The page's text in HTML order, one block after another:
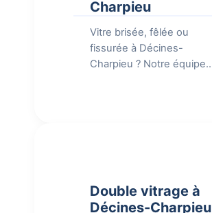
Charpieu
Vitre brisée, fêlée ou
fissurée à Décines-
Charpieu ? Notre équipe
feuilleté, verre trempé et
verre sécurit. Nos artisans
Double vitrage à
Décines-Charpieu